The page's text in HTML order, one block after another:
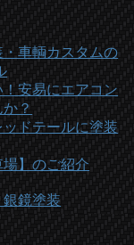
車輌カスタムの
安易にエアコン
？
ドテールに塗装
】のご紹介
鏡塗装